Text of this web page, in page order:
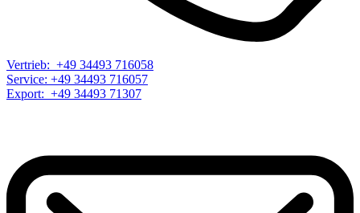
Vertrieb: +49 34493 716058
Service: +49 34493 716057
Export: +49 34493 71307